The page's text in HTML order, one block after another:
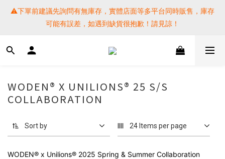
⚠️下單前建議先詢問有無庫存，實體店面等多平台同時販售，庫存
可能有誤差，如遇到缺貨很抱歉！請見諒！
⚠️下單前建議先詢問有無庫存，實體店面等多平台同時販售，庫存
可能有誤差，如遇到缺貨很抱歉！請見諒！
SF EXPRESS WORLD SHIPPING
提醒各位⚠️下單後寄出，請務必在時間內完成取貨才是乖寶寶呦~
如未取貨必須支付運費! 謝謝
可能有誤差，如遇到缺貨很抱歉！請見諒！
WODEN® X UNILIONS® 25 S/S
COLLABORATION
Sort by 24 Items per page
WODEN® x Unilions® 2025 Spring & Summer Collaboration